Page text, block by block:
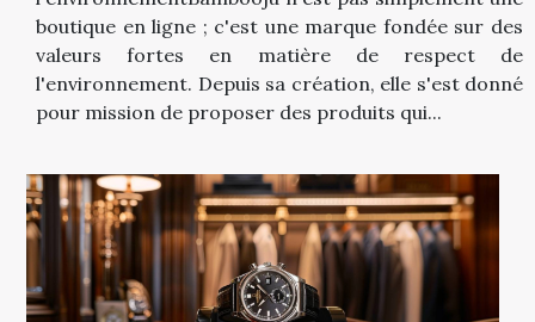
boutique en ligne ; c'est une marque fondée sur des
valeurs fortes en matière de respect de
l'environnement. Depuis sa création, elle s'est donné
pour mission de proposer des produits qui...